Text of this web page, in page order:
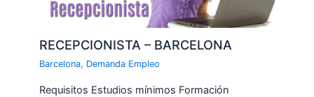
RECEPCIONISTA – BARCELONA
Barcelona, Demanda Empleo
Requisitos Estudios mínimos Formación